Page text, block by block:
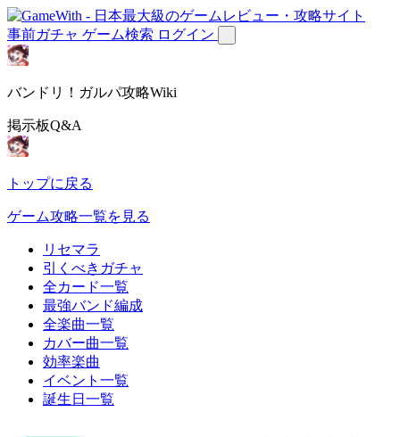
事前ガチャ ゲーム検索 ログイン
バンドリ！ガルパ攻略Wiki
掲示板Q&A
トップに戻る
ゲーム攻略一覧を見る
リセマラ
引くべきガチャ
全カード一覧
最強バンド編成
全楽曲一覧
カバー曲一覧
効率楽曲
イベント一覧
誕生日一覧